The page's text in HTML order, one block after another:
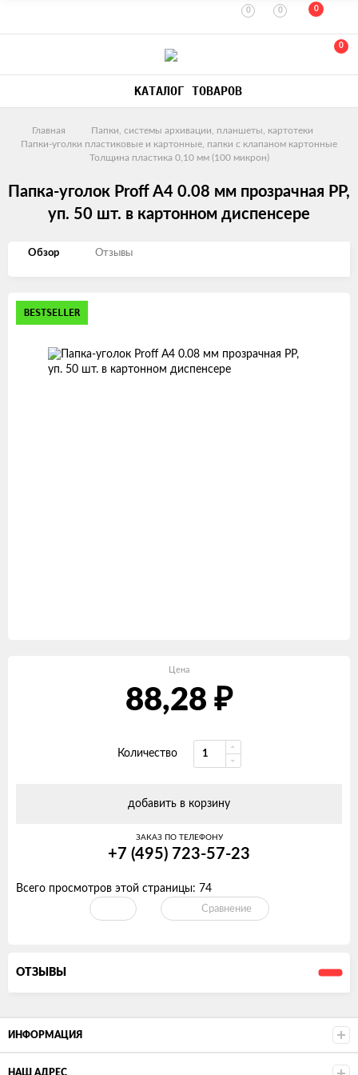
0 0 0
0
КАТАЛОГ ТОВАРОВ
Главная
Папки, системы архивации, планшеты, картотеки
Папки-уголки пластиковые и картонные, папки с клапаном картонные
Толщина пластика 0,10 мм (100 микрон)
Папка-уголок Proff A4 0.08 мм прозрачная PP,
уп. 50 шт. в картонном диспенсере
Обзор Отзывы
Изображения
BESTSELLER
Цена
88,28 ₽
Количество
добавить в корзину
ЗАКАЗ ПО ТЕЛЕФОНУ
+7 (495) 723-57-23
Всего просмотров этой страницы: 74
Сравнение
ОТЗЫВЫ
ИНФОРМАЦИЯ
НАШ АДРЕС